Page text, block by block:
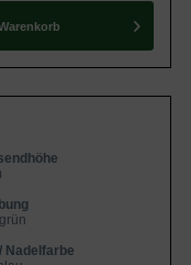
Nadelfarbe